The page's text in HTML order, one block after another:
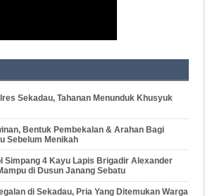
Sekadau, Tahanan Menunduk Khusyuk
Bentuk Pembekalan & Arahan Bagi
Sebelum Menikah
Simpang 4 Kayu Lapis Brigadir Alexander
di Dusun Janang Sebatu
di Sekadau, Pria Yang Ditemukan Warga